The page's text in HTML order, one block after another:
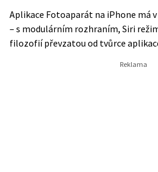
Aplikace Fotoaparát na iPhone má
– s modulárním rozhraním, Siri
filozofií převzatou od tvůrce